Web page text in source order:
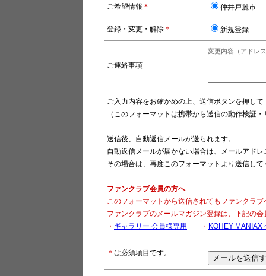
ご希望情報 ＊ 仲井戸麗市
登録・変更・解除 ＊ 新規登録
ご連絡事項
変更内容（アドレ
ご入力内容をお確かめの上、送信ボタンを押して
（このフォーマットは携帯から送信の動作検証
送信後、自動返信メールが送られます。
自動返信メールが届かない場合は、メールアド
その場合は、再度このフォーマットより送信して
ファンクラブ会員の方へ
このフォーマットから送信されてもファンクラ
ファンクラブのメールマガジン登録は、下記の
・ ギャラリー 会員様専用 ・ KOHEY MANIAX
＊ は必須項目です。